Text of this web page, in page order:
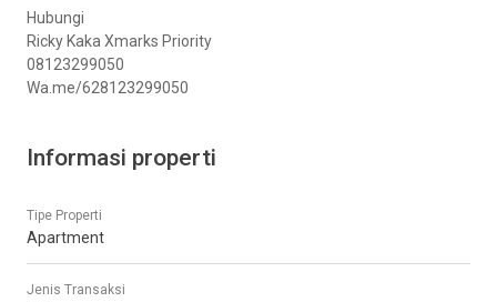
Hubungi
Ricky Kaka Xmarks Priority
08123299050
Wa.me/628123299050
Informasi properti
Tipe Properti
Apartment
Jenis Transaksi